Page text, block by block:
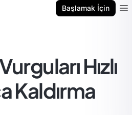
Başlamak İçin
Hızlı
Kaldırma